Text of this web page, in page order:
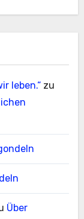
leben.“zu
Über